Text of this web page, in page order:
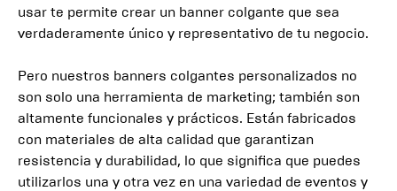
usar te permite crear un banner colgante que sea
verdaderamente único y representativo de tu negocio.
Pero nuestros banners colgantes personalizados no
son solo una herramienta de marketing; también son
altamente funcionales y prácticos. Están fabricados
con materiales de alta calidad que garantizan
resistencia y durabilidad, lo que significa que puedes
utilizarlos una y otra vez en una variedad de eventos y